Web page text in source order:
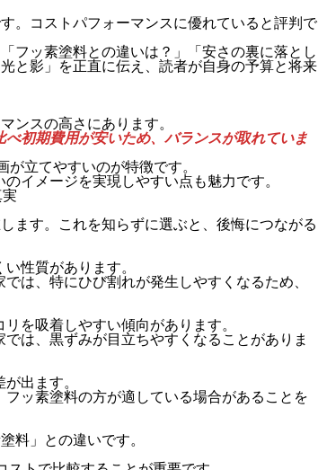
。コストパフォーマンスに優れていると評判で
フッ素塗料との違いは？」「安さの裏に落とし
と影」を正直に伝え、読者が自身の予算と将来
ンスの高さにあります。
初期費用が安いため、バランスが取れていま
立てやすいのが特徴です。
イメージを実現しやすい点も魅力です。
ます。これを知らずに選ぶと、後悔につながる
性質があります。
は、特にひび割れが発生しやすくなるため、
を吸着しやすい傾向があります。
は、黒ずみが目立ちやすくなることがありま
出ます。
ッ素塗料の方が適している場合があることを
料」との違いです。